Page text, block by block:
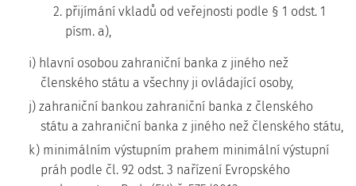
2. přijímání vkladů od veřejnosti podle § 1 odst. 1
písm. a),
i) hlavní osobou zahraniční banka z jiného než
členského státu a všechny ji ovládající osoby,
j) zahraniční bankou zahraniční banka z členského
státu a zahraniční banka z jiného než členského státu,
k) minimálním výstupním prahem minimální výstupní
práh podle čl. 92 odst. 3 nařízení Evropského